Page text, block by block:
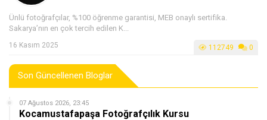
Ünlü fotoğrafçılar, %100 öğrenme garantisi, MEB onaylı sertifika.
Sakarya’nın en çok tercih edilen K...
16 Kasım 2025 112749 0
Son Güncellenen Bloglar
07 Ağustos 2026, 23:45
Kocamustafapaşa Fotoğrafçılık Kursu